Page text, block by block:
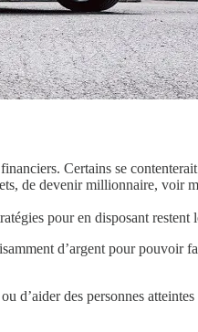
Certains se
de devenir millionnaire, voir
pour en disposant
d’argent pour pouvoir
d’aider des personnes